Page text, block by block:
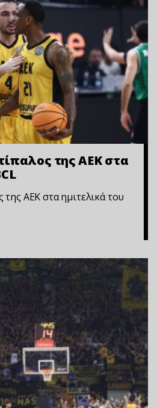
της ΑΕΚ στα
της ΑΕΚ στα ημιτελικά του